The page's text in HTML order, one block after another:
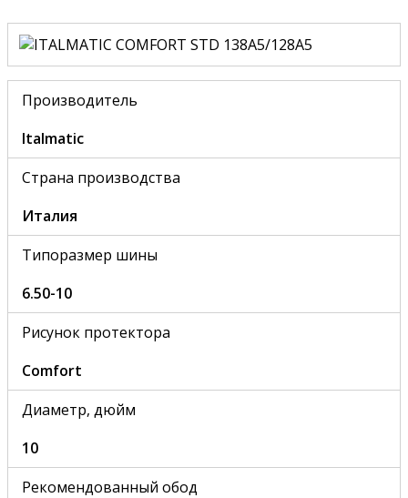
Производитель
Italmatic
Страна производства
Италия
Типоразмер шины
6.50-10
Рисунок протектора
Comfort
Диаметр, дюйм
10
Рекомендованный обод